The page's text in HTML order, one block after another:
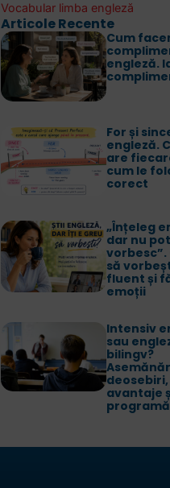
Vocabular limba engleză
Articole Recente
Cum
engleză.
For și
engleză.
are
cum le
corect
„Înțeleg
dar nu
vorbesc”.
să
fluent și
emoții
Intensiv
sau
bilingv?
deosebiri,
avantaje
programă